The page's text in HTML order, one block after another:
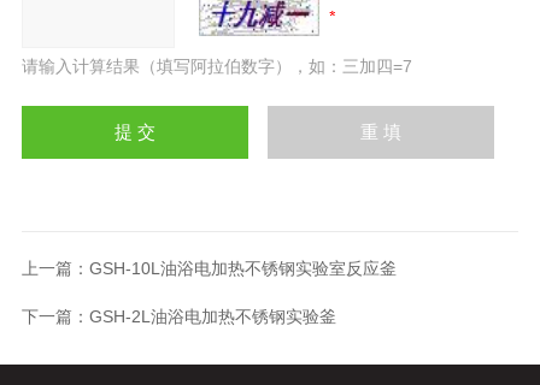
请输入计算结果（填写阿拉伯数字），如：三加四=7
上一篇： GSH-10L油浴电加热不锈钢实验室反应釜
下一篇： GSH-2L油浴电加热不锈钢实验釜